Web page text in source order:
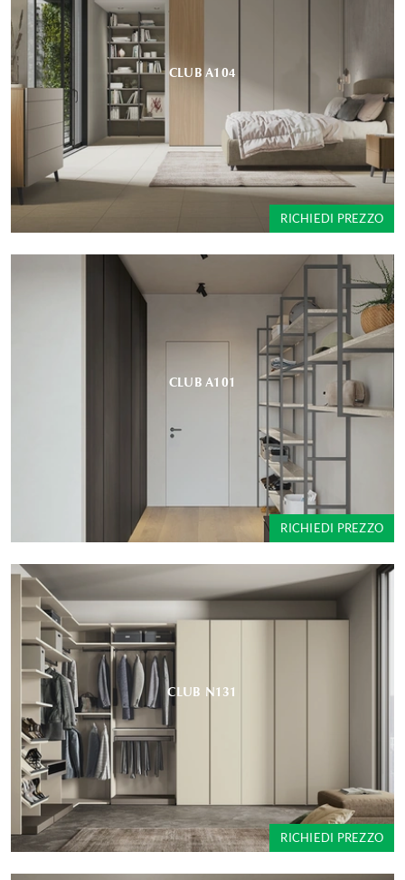
CLUB A104
RICHIEDI PREZZO
CLUB A101
RICHIEDI PREZZO
CLUB N131
RICHIEDI PREZZO